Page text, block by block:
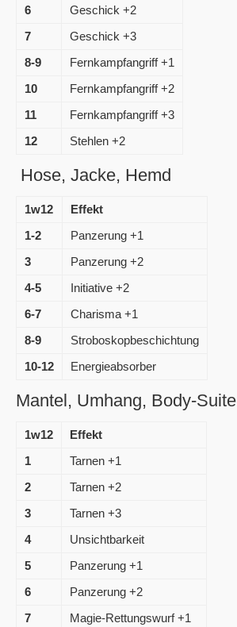
6
Geschick +2
7
Geschick +3
8-9
Fernkampfangriff +1
10
Fernkampfangriff +2
11
Fernkampfangriff +3
12
Stehlen +2
Hose, Jacke, Hemd
1w12
Effekt
1-2
Panzerung +1
3
Panzerung +2
4-5
Initiative +2
6-7
Charisma +1
8-9
Stroboskopbeschichtung
10-12
Energieabsorber
Mantel, Umhang, Body-Suite
1w12
Effekt
1
Tarnen +1
2
Tarnen +2
3
Tarnen +3
4
Unsichtbarkeit
5
Panzerung +1
6
Panzerung +2
7
Magie-Rettungswurf +1